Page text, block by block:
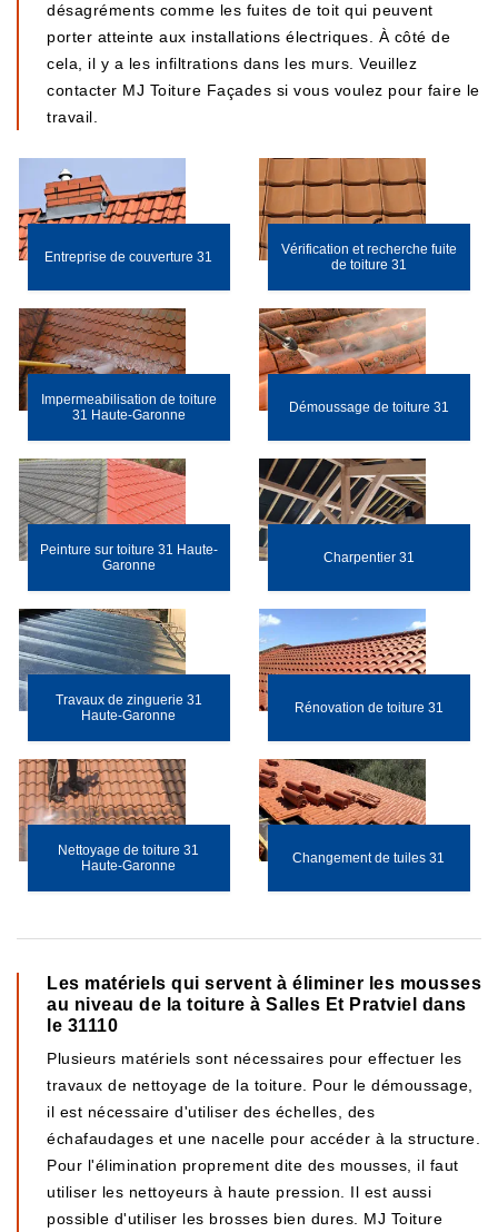
désagréments comme les fuites de toit qui peuvent
porter atteinte aux installations électriques. À côté de
cela, il y a les infiltrations dans les murs. Veuillez
contacter MJ Toiture Façades si vous voulez pour faire le
travail.
Entreprise de couverture 31
Vérification et recherche fuite
de toiture 31
Impermeabilisation de toiture
31 Haute-Garonne
Démoussage de toiture 31
Peinture sur toiture 31 Haute-
Garonne
Charpentier 31
Travaux de zinguerie 31
Haute-Garonne
Rénovation de toiture 31
Nettoyage de toiture 31
Haute-Garonne
Changement de tuiles 31
Les matériels qui servent à éliminer les mousses
au niveau de la toiture à Salles Et Pratviel dans
le 31110
Plusieurs matériels sont nécessaires pour effectuer les
travaux de nettoyage de la toiture. Pour le démoussage,
il est nécessaire d'utiliser des échelles, des
échafaudages et une nacelle pour accéder à la structure.
Pour l'élimination proprement dite des mousses, il faut
utiliser les nettoyeurs à haute pression. Il est aussi
possible d'utiliser les brosses bien dures. MJ Toiture